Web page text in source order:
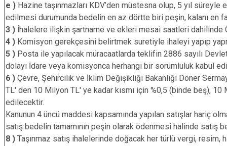
e ) Hazine taşınmazları KDV’den müstesna olup, 5 yıl
edilmesi durumunda bedelin en az dörtte biri peşin, kalanı en
3 ) İhalelere ilişkin şartname ve ekleri mesai saatleri
4 ) Komisyon gerekçesini belirtmek suretiyle ihaleyi yapıp
5 ) Posta ile yapılacak müracaatlarda teklifin 2886 sayılı
dolayı İdare veya komisyonca herhangi bir sorumluluk kabul
6 ) Çevre, Şehircilik ve İklim Değişikliği Bakanlığı Döner
TL' den 10 Milyon TL' ye kadar kısmı için %0,5 (binde beş),
Kanunun 4 üncü maddesi kapsamında yapılan satışlar hariç
satış bedelin tamamının peşin olarak ödenmesi halinde satış
8 ) Taşınmaz satış ihalelerinde doğacak her türlü vergi, resim,